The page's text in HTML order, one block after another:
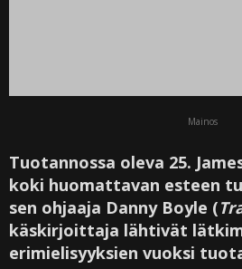
Mainos
Tuotannossa oleva 25.
koki huomattavan esteen
sen ohjaaja Danny Boyle (
käskirjoittaja lähtivät
erimielisyyksien vuoksi